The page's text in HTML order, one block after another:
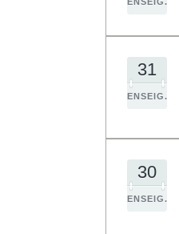
31
ENSEIG.
30
ENSEIG.